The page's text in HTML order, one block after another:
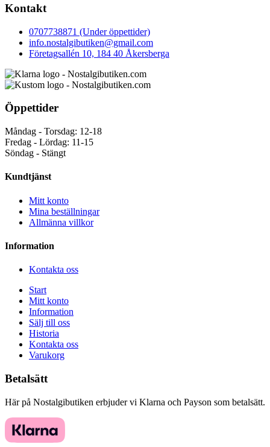
Kontakt
0707738871 (Under öppettider)
info.nostalgibutiken@gmail.com
Företagsallén 10, 184 40 Åkersberga
Öppettider
Måndag - Torsdag: 12-18
Fredag - Lördag: 11-15
Söndag - Stängt
Kundtjänst
Mitt konto
Mina beställningar
Allmänna villkor
Information
Kontakta oss
Start
Mitt konto
Information
Sälj till oss
Historia
Kontakta oss
Varukorg
Betalsätt
Här på Nostalgibutiken erbjuder vi Klarna och Payson som betalsätt.